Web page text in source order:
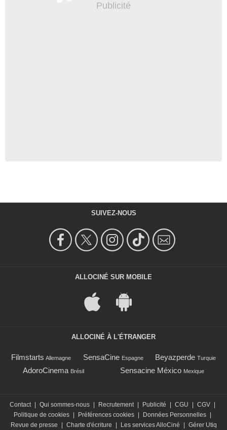
SUIVEZ-NOUS
ALLOCINÉ SUR MOBILE
ALLOCINÉ À L'ÉTRANGER
Filmstarts Allemagne SensaCine Espagne Beyazperde Turquie
AdoroCinema Brésil Sensacine México Mexique
Contact Qui sommes-nous Recrutement Publicité CGU CGV
Politique de cookies
Préférences cookies Données Personnelles
Revue de presse
Charte d'écriture Les services AlloCiné Gérer Utiq